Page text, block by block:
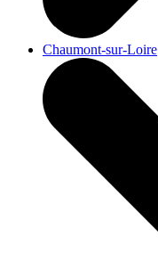
Chaumont-sur-Loire